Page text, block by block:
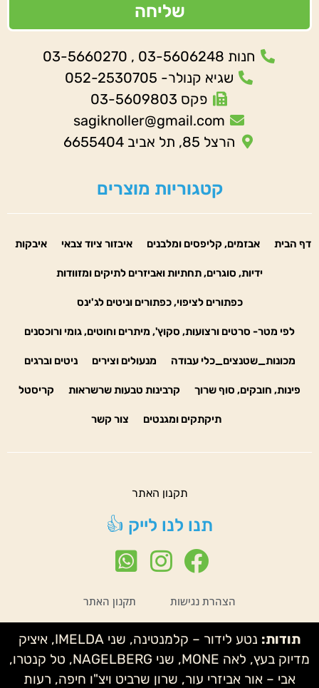
שליחה
חנות 03-5606248 , 03-5660270
שגיא קנולר- 052-2530705
פקס 03-5609803
sagiknoller@gmail.com
הרצל 85, תל אביב 6655404
קטגוריות מוצרים
דף הבית אבזמים, קליפסים ומלבנים איבזור ציוד צבאי איבקות
ידיות, סוגרים, תחתיות ואביזרים לתיקים ומזוודות
כפתורים לציפוי, כפתורים וניטים לג'ינס
לפי מטר- סרטים ורצועות, סקוץ', מיתרים וחוטים, גומי ורוכסנים
מכונות_שטנצים_כלי עבודה מנעולים וצירים ניטים וברגים
פינות, חובקים, סוף שרוך קרבינות טבעות שרשראות קריסטל
תיקתקים ומגנטים צור קשר
תקנון האתר
תנו לנו לייק 👍
הצהרת נגישות תקנון האתר
תודות:
נטע לידור – קלמנטינה, שני IMELDA, איציק
מדיוק בעץ, לאה MONE, שני NAGELBERG, טל קנטרו,
אבי – אור אביזרי עור, שרון שרביט ויצ"ו חיפה, רעות